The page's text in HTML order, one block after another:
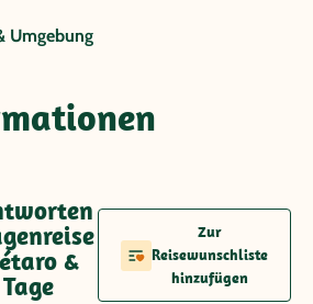
Umgebung
&
Zur
Reisewunschliste
hinzufügen